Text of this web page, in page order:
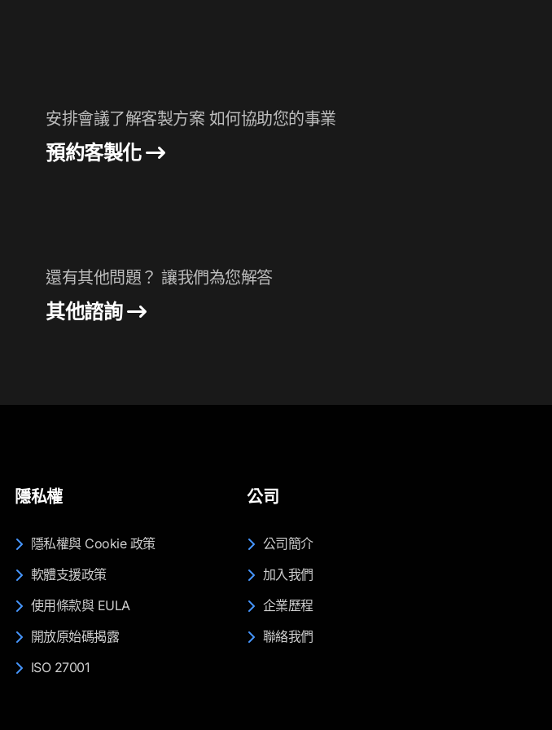
安排會議了解客製方案 如何協助您的事業
預約客製化
還有其他問題？ 讓我們為您解答
其他諮詢
隱私權
隱私權與 Cookie 政策
軟體支援政策
使用條款與 EULA
開放原始碼揭露
ISO 27001
公司
公司簡介
加入我們
企業歷程
聯絡我們